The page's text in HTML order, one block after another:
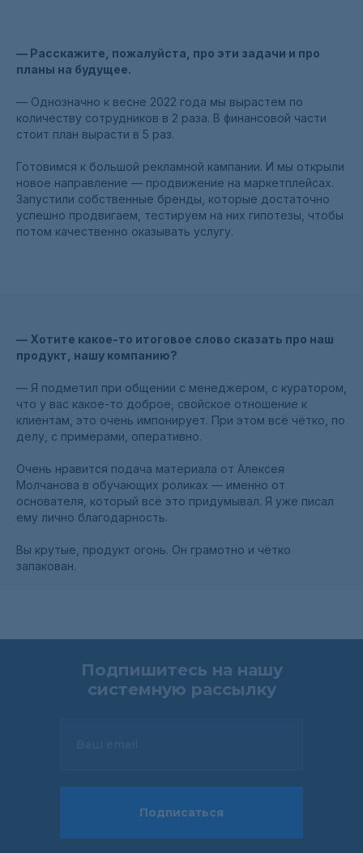
— Расскажите, пожалуйста, про эти задачи и про
планы на будущее.
— Однозначно к весне 2022 года мы вырастем по
количеству сотрудников в 2 раза. В финансовой части
стоит план вырасти в 5 раз.
Готовимся к большой рекламной кампании. И мы открыли
новое направление — продвижение на маркетплейсах.
Запустили собственные бренды, которые достаточно
успешно продвигаем, тестируем на них гипотезы, чтобы
потом качественно оказывать услугу.
— Хотите какое-то итоговое слово сказать про наш
продукт, нашу компанию?
— Я подметил при общении с менеджером, с куратором,
что у вас какое-то доброе, свойское отношение к
клиентам, это очень импонирует. При этом всё чётко, по
делу, с примерами, оперативно.
Очень нравится подача материала от Алексея
Молчанова в обучающих роликах — именно от
основателя, который всё это придумывал. Я уже писал
ему лично благодарность.
Вы крутые, продукт огонь. Он грамотно и чётко
запакован.
Подпишитесь на нашу
системную рассылку
Подписаться